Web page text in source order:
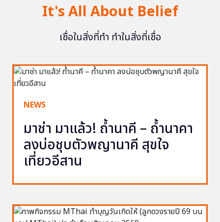
It's All About Belief
เชื่อในสิ่งที่ทำ ทำในสิ่งที่เชื่อ
NEWS
มาช่า มาแล้ว! ถ้ำนาคี – ถ้ำนาคา
ลงบ่อชุบตัวพญานาคี สุขใจ
เที่ยวอีสาน